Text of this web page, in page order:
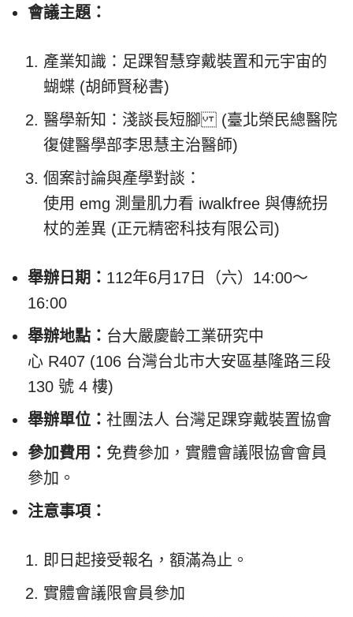
會議主題：
產業知識：足踝智慧穿戴裝置和元宇宙的
蝴蝶 (胡師賢秘書)
醫學新知：淺談長短腳 (臺北榮民總醫院
復健醫學部李思慧主治醫師)
個案討論與產學對談：
使用 emg 測量肌力看 iwalkfree 與傳統拐
杖的差異 (正元精密科技有限公司)
舉辦日期： 112年6月17日（六）14:00～
16:00
舉辦地點： 台大嚴慶齡工業研究中
心 R407 (106 台灣台北市大安區基隆路三段
130 號 4 樓)
舉辦單位： 社團法人 台灣足踝穿戴裝置協會
參加費用： 免費參加，實體會議限協會會員
參加。
注意事項：
即日起接受報名，額滿為止。
實體會議限會員參加